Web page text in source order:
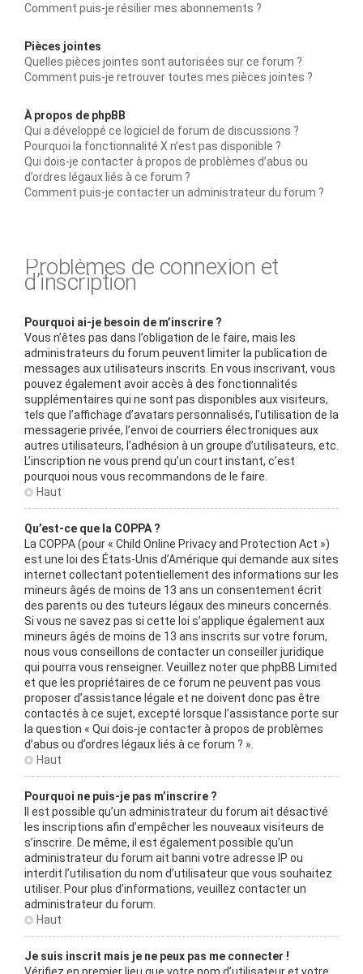
Comment puis-je résilier mes abonnements ?
Pièces jointes
Quelles pièces jointes sont autorisées sur ce forum ?
Comment puis-je retrouver toutes mes pièces jointes ?
À propos de phpBB
Qui a développé ce logiciel de forum de discussions ?
Pourquoi la fonctionnalité X n’est pas disponible ?
Qui dois-je contacter à propos de problèmes d’abus ou
d’ordres légaux liés à ce forum ?
Comment puis-je contacter un administrateur du forum ?
Problèmes de connexion et
d’inscription
Pourquoi ai-je besoin de m’inscrire ?
Vous n’êtes pas dans l’obligation de le faire, mais les
administrateurs du forum peuvent limiter la publication de
messages aux utilisateurs inscrits. En vous inscrivant, vous
pouvez également avoir accès à des fonctionnalités
supplémentaires qui ne sont pas disponibles aux visiteurs,
tels que l’affichage d’avatars personnalisés, l’utilisation de la
messagerie privée, l’envoi de courriers électroniques aux
autres utilisateurs, l’adhésion à un groupe d’utilisateurs, etc.
L’inscription ne vous prend qu’un court instant, c’est
pourquoi nous vous recommandons de le faire.
Haut
Qu’est-ce que la COPPA ?
La COPPA (pour « Child Online Privacy and Protection Act »)
est une loi des États-Unis d’Amérique qui demande aux sites
internet collectant potentiellement des informations sur les
mineurs âgés de moins de 13 ans un consentement écrit
des parents ou des tuteurs légaux des mineurs concernés.
Si vous ne savez pas si cette loi s’applique également aux
mineurs âgés de moins de 13 ans inscrits sur votre forum,
nous vous conseillons de contacter un conseiller juridique
qui pourra vous renseigner. Veuillez noter que phpBB Limited
et que les propriétaires de ce forum ne peuvent pas vous
proposer d’assistance légale et ne doivent donc pas être
contactés à ce sujet, excepté lorsque l’assistance porte sur
la question « Qui dois-je contacter à propos de problèmes
d’abus ou d’ordres légaux liés à ce forum ? ».
Haut
Pourquoi ne puis-je pas m’inscrire ?
Il est possible qu’un administrateur du forum ait désactivé
les inscriptions afin d’empêcher les nouveaux visiteurs de
s’inscrire. De même, il est également possible qu’un
administrateur du forum ait banni votre adresse IP ou
interdit l’utilisation du nom d’utilisateur que vous souhaitez
utiliser. Pour plus d’informations, veuillez contacter un
administrateur du forum.
Haut
Je suis inscrit mais je ne peux pas me connecter !